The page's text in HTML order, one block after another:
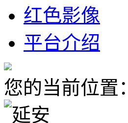
红色影像
平台介绍
您的当前位置：